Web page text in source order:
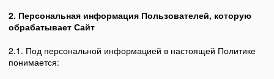
2. Персональная информация Пользователей, которую
обрабатывает Сайт
2.1. Под персональной информацией в настоящей Политике
понимается: